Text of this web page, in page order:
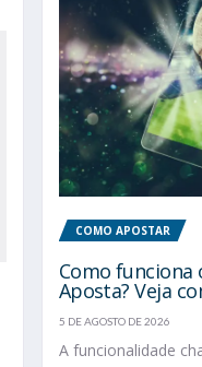
COMO APOSTAR
Como funciona
Aposta? Veja
5 DE AGOSTO DE 2026
A funcionalidade